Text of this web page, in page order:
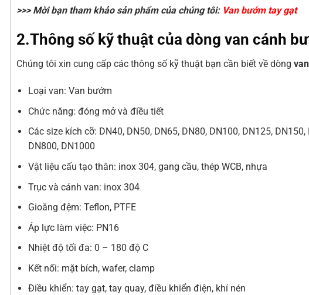
>>> Mời bạn tham khảo sản phẩm của chúng tôi: Van bướm tay gạt
2.Thông số kỹ thuật của dòng van cánh
Chúng tôi xin cung cấp các thông số kỹ thuật bạn cần biết về dòng
Loại van: Van bướm
Chức năng: đóng mở và điều tiết
Các size kích cỡ: DN40, DN50, DN65, DN80, DN100, DN125,
DN800, DN1000
Vật liệu cấu tạo thân: inox 304, gang cầu, thép WCB, nhựa
Trục và cánh van: inox 304
Gioăng đệm: Teflon, PTFE
Áp lực làm việc: PN16
Nhiệt độ tối đa: 0 – 180 độ C
Kết nối: mặt bích, wafer, clamp
Điều khiển: tay gạt, tay quay, điều khiển điện, khí nén